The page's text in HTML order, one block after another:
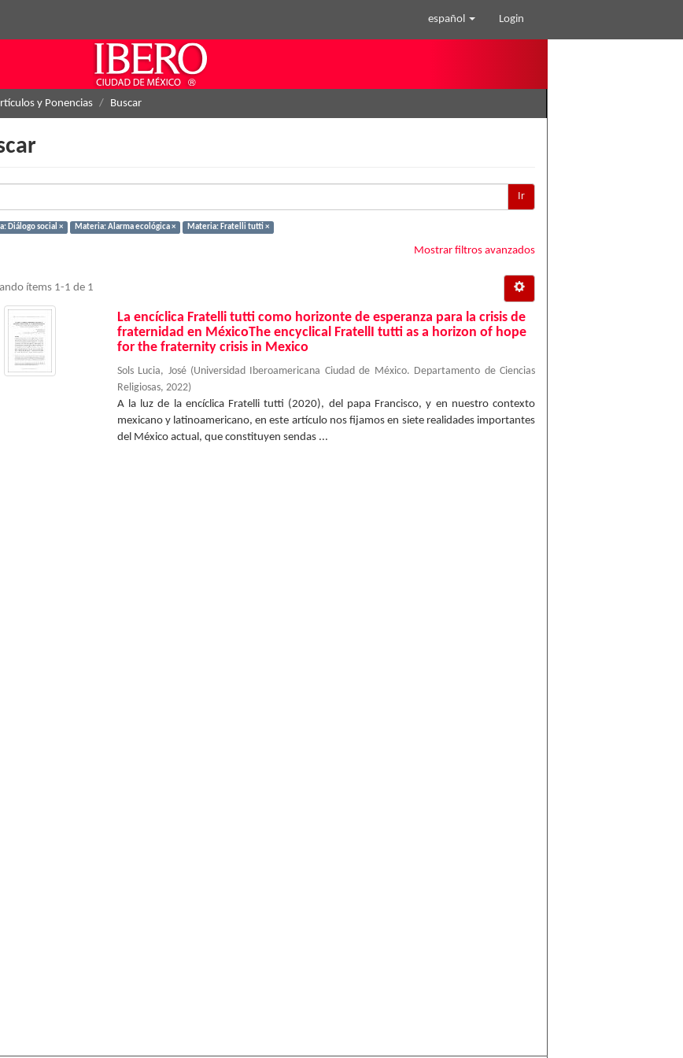
español Login
y Ponencias Buscar
Ir
Diálogo social × Materia: Alarma ecológica × Materia: Fratelli tutti ×
Mostrar filtros avanzados
ítems 1-1 de 1
La encíclica Fratelli tutti como horizonte de esperanza para la crisis de
fraternidad en MéxicoThe encyclical FratellI tutti as a horizon of hope
for the fraternity crisis in Mexico
Sols Lucia, José (Universidad Iberoamericana Ciudad de México. Departamento de Ciencias
Religiosas, 2022)
A la luz de la encíclica Fratelli tutti (2020), del papa Francisco, y en nuestro contexto
mexicano y latinoamericano, en este artículo nos fijamos en siete realidades importantes
del México actual, que constituyen sendas ...